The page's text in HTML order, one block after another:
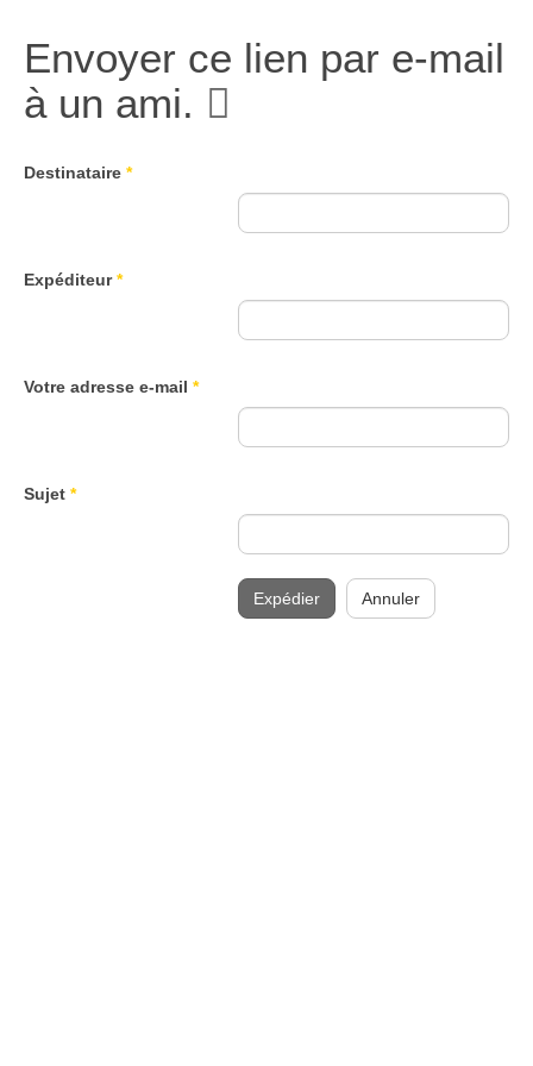
Envoyer ce lien par e-mail
à un ami.
Destinataire *
Expéditeur*
Votre adresse e-mail *
Sujet *
Expédier Annuler